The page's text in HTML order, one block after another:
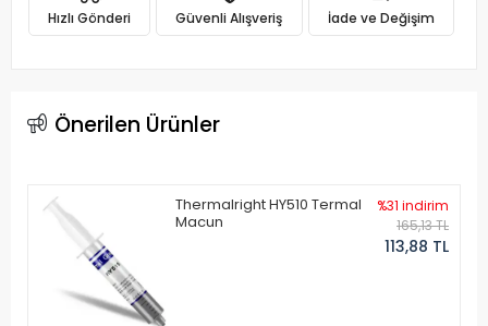
Hızlı Gönderi Güvenli Alışveriş İade ve Değişim
Önerilen Ürünler
Thermalright HY510 Termal
Macun
%31 indirim
165,13 TL
113,88 TL